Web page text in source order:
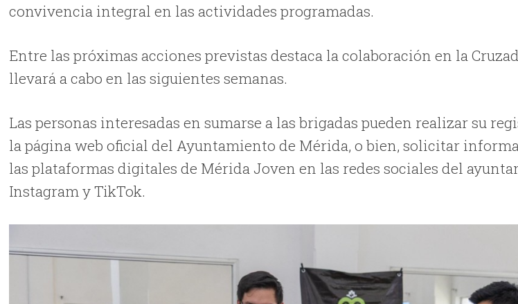
convivencia integral en las actividades programadas.
Entre las próximas acciones previstas destaca la colaboración en la
llevará a cabo en las siguientes semanas.
Las personas interesadas en sumarse a las brigadas pueden realizar su
la página web oficial del Ayuntamiento de Mérida, o bien, solicitar
las plataformas digitales de Mérida Joven en las redes sociales del
Instagram y TikTok.